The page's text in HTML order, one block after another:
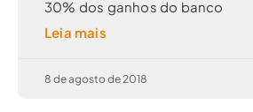
30% dos ganhos do banco
Leia mais
8 de agosto de 2018